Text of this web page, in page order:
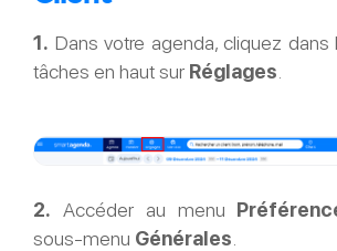
1. Dans votre agenda, cliquez dans
tâches en haut sur Réglages
2. Accéder au menu
sous-menu Générales